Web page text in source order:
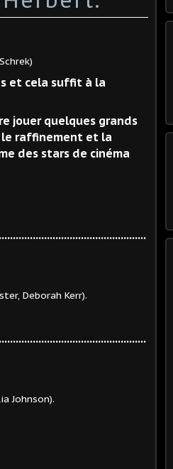
et cela suffit à la
jouer quelques grands
le raffinement et la
des stars de cinéma
Deborah Kerr).
Celia Johnson).